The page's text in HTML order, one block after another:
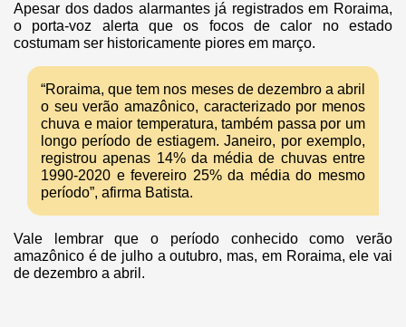
Apesar dos dados alarmantes já registrados em Roraima,
o porta-voz alerta que os focos de calor no estado
costumam ser historicamente piores em março.
“Roraima, que tem nos meses de dezembro a abril
o seu verão amazônico, caracterizado por menos
chuva e maior temperatura, também passa por um
longo período de estiagem. Janeiro, por exemplo,
registrou apenas 14% da média de chuvas entre
1990-2020 e fevereiro 25% da média do mesmo
período”, afirma Batista.
Vale lembrar que o período conhecido como verão
amazônico é de julho a outubro, mas, em Roraima, ele vai
de dezembro a abril.